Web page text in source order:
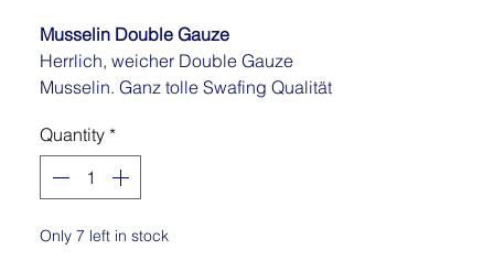
per
1
Meter
Musselin Double Gauze
Herrlich, weicher Double Gauze
Musselin. Ganz tolle Swafing Qualität
Nähprojekte geeignet, ob
Babykleidung, Bluse, Tunika, leichte
Hose, Schal oder was auch immer Dir
Quantity *
Only 7 left in stock